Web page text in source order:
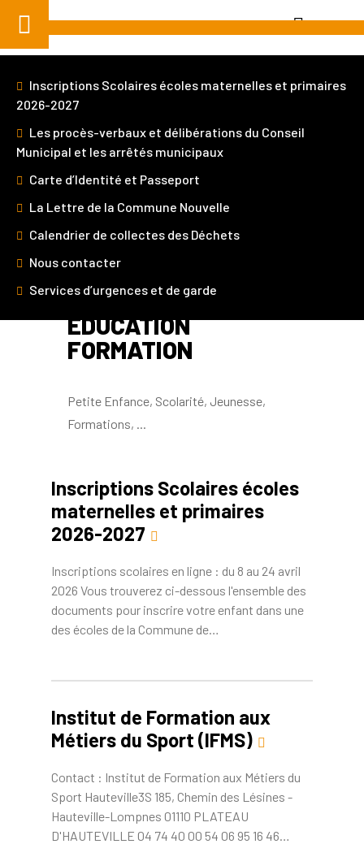
Inscriptions Scolaires écoles maternelles et primaires
2026-2027
Les procès-verbaux et délibérations du Conseil
Municipal et les arrêtés municipaux
Carte d’Identité et Passeport
La Lettre de la Commune Nouvelle
Calendrier de collectes des Déchets
Nous contacter
Services d’urgences et de garde
Home» Démarches et Services» Enfance
ENFANCE
EDUCATION
FORMATION
Petite Enfance, Scolarité, Jeunesse,
Formations, ...
Inscriptions Scolaires écoles
maternelles et primaires
2026-2027
Inscriptions scolaires en ligne : du 8 au 24 avril
2026 Vous trouverez ci-dessous l'ensemble des
documents pour inscrire votre enfant dans une
des écoles de la Commune de…
Institut de Formation aux
Métiers du Sport (IFMS)
Contact : Institut de Formation aux Métiers du
Sport Hauteville3S 185, Chemin des Lésines -
Hauteville-Lompnes 01110 PLATEAU
D'HAUTEVILLE 04 74 40 00 54 06 95 16 46…